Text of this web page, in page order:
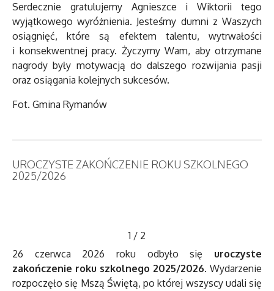
Serdecznie gratulujemy Agnieszce i Wiktorii tego
wyjątkowego wyróżnienia. Jesteśmy dumni z Waszych
osiągnięć, które są efektem talentu, wytrwałości
i konsekwentnej pracy. Życzymy Wam, aby otrzymane
nagrody były motywacją do dalszego rozwijania pasji
oraz osiągania kolejnych sukcesów.
Fot. Gmina Rymanów
UROCZYSTE ZAKOŃCZENIE ROKU SZKOLNEGO
2025/2026
1 / 2
26 czerwca 2026 roku odbyło się uroczyste
zakończenie roku szkolnego 2025/2026. Wydarzenie
rozpoczęło się Mszą Świętą, po której wszyscy udali się